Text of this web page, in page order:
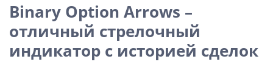
Binary Option Arrows –
отличный стрелочный
индикатор с историей сделок